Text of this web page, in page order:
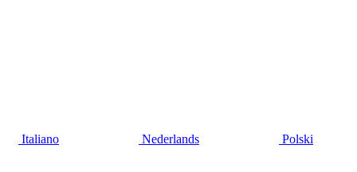
Italiano Nederlands Polski